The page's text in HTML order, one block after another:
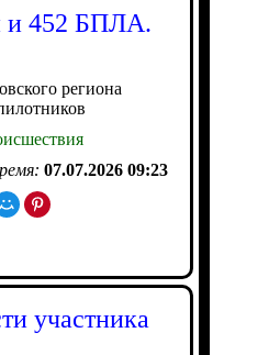
и 452 БПЛА.
региона
07.07.2026 09:23
участника